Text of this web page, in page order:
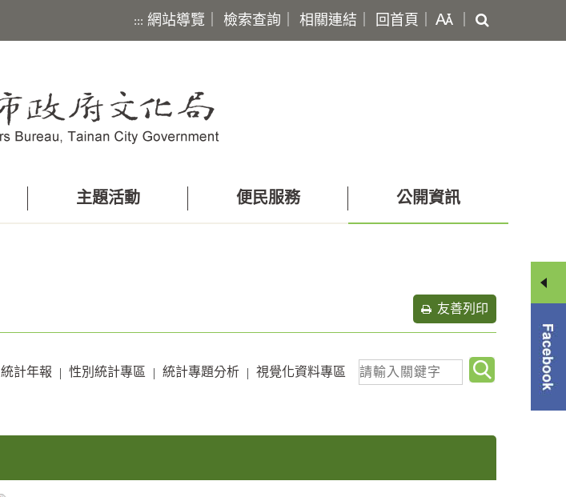
::: 網站導覽 檢索查詢 相關連結 回首頁
尋
主題活動 便民服務 公開資訊
友善列印
統計年報 | 性別統計專區 | 統計專題分析 | 視覺化資料專區
關
鍵
享
選
單